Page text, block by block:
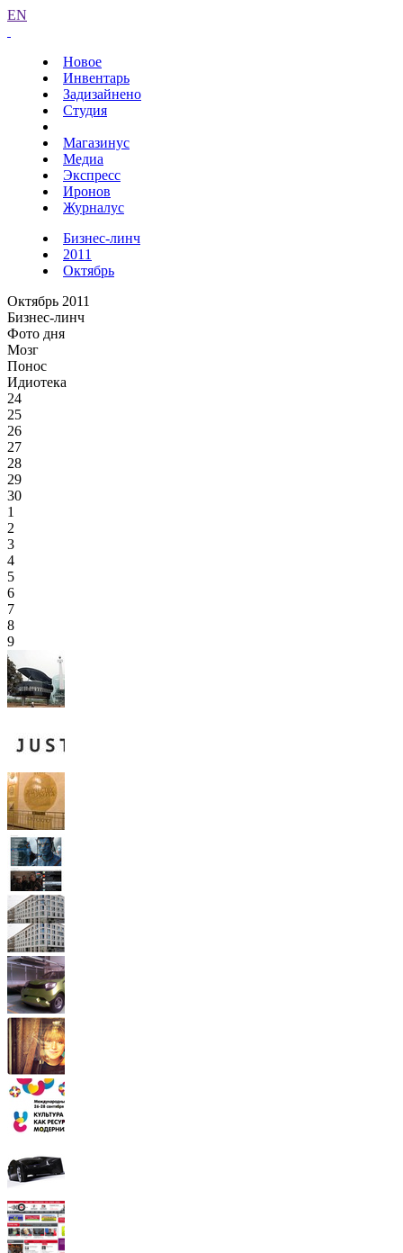
EN
Новое
Инвентарь
Задизайнено
Студия
Магазинус
Медиа
Экспресс
Иронов
Журналус
Бизнес-линч
2011
Октябрь
Октябрь 2011
Бизнес-линч
Фото дня
Мозг
Понос
Идиотека
24
25
26
27
28
29
30
1
2
3
4
5
6
7
8
9